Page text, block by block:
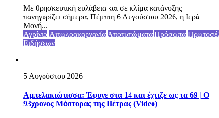
Με θρησκευτική ευλάβεια και σε κλίμα κατάνυξης
πανηγυρίζει σήμερα, Πέμπτη 6 Αυγούστου 2026, η Ιερά
Μονή...
Αγρίνιο Αιτωλοακαρνανία Αποτυπώματα Πρόσωπα
Ειδήσεων
5 Αυγούστου 2026
Αμπελακιώτισσα: Έφυγε στα 14 και έχτιζε ως τα 69 | Ο
93χρονος Μάστορας της Πέτρας (Video)